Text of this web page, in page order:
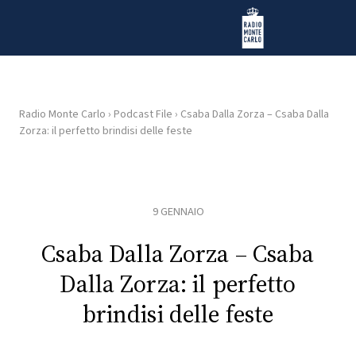
Radio Monte Carlo
HOME
RADIO
PLAYLIST
Radio Monte Carlo › Podcast File › Csaba Dalla Zorza – Csaba Dalla
Zorza: il perfetto brindisi delle feste
9 GENNAIO
Csaba Dalla Zorza – Csaba
Dalla Zorza: il perfetto
brindisi delle feste